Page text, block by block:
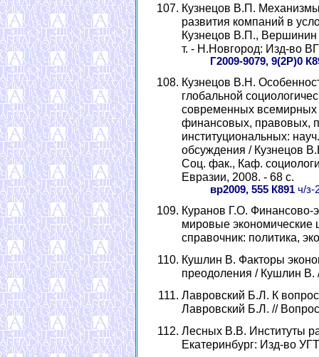
Кузнецов В.П.
развития компаний в
Кузнецов В.П.,
т. - Н.Новгород: Изд-во
Г2009-9079, 9(2Р)0
Кузнецов В.Н.
глобальной
современных всемирных
финансовых, правовых,
институциональных:
обсуждения / Кузнецов
Соц. фак., Каф.
Евразии, 2008. - 68 с.
вр2009, 555 К891ч/з-
Куранов Г.О. Финансово-
мировые экономические
справочник: политика,
Кушлин В. Факторы
преодоления / Кушлин В.
Лавровский Б.Л. К
Лавровский Б.Л. //
Лесных В.В. Институты
Екатеринбург: Изд-во